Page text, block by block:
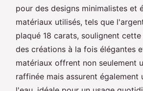
pour des designs minimalistes et
matériaux utilisés, tels que
plaqué 18 carats, soulignent
des créations à la fois élégantes
matériaux offrent non seulement
raffinée mais assurent également